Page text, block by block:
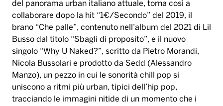
del panorama urban italiano attuale, torna così a
collaborare dopo la hit “1€/Secondo” del 2019, il
brano “Che palle”, contenuto nell’album del 2021 di Lil
Busso dal titolo “Sbagli di proposito”, e il nuovo
singolo “Why U Naked?”, scritto da Pietro Morandi,
Nicola Bussolari e prodotto da Sedd (Alessandro
Manzo), un pezzo in cui le sonorità chill pop si
uniscono a ritmi più urban, tipici dell’hip pop,
tracciando le immagini nitide di un momento che i